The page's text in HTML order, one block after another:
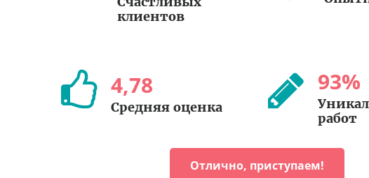
клиентов
4,78
Средняя оценка
93%
работ
Отлично, приступаем!